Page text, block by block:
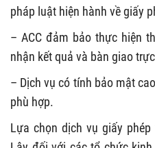
pháp luật hiện hành về giấy
– ACC đảm bảo thực hiện
nhận kết quả và bàn giao
– Dịch vụ có tính bảo mật
phù hợp.
Lựa chọn dịch vụ giấy